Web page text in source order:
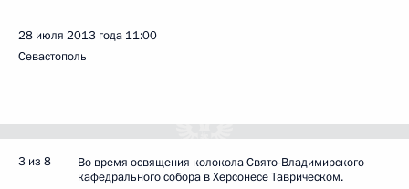
28 июля 2013 года 11:00
Севастополь
3 из 8
Во время освящения колокола Свято-Владимирского
кафедрального собора в Херсонесе Таврическом.